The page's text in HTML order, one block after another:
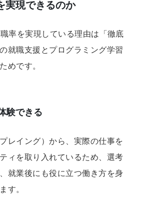
実現できるのか
率を実現している理由は「徹底
就職支援とプログラミング学習
めです。
験できる
レイング）から、実際の仕事を
ィを取り入れているため、選考
就業後にも役に立つ働き方を身
す。